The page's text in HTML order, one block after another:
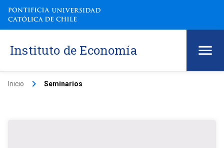
Instituto de Economía
Inicio keyboard_arrow_right Seminarios